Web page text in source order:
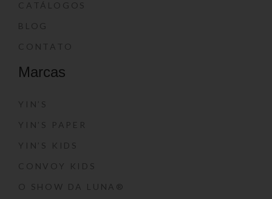
CATÁLOGOS
BLOG
CONTATO
Marcas
YIN’S
YIN’S PAPER
YIN’S KIDS
CONVOY KIDS
O SHOW DA LUNA®